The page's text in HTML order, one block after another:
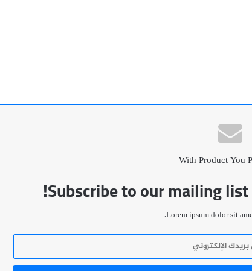
With Product You
Subscribe to our mailing
Lorem ipsum dolor sit